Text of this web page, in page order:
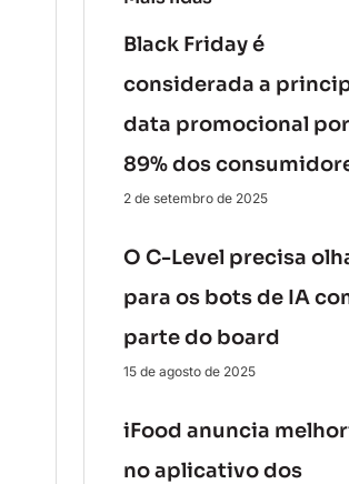
Black Friday é
considerada a
data promocional por
89% dos
2 de setembro de 2025
O C-Level precisa
para os bots de IA
parte do board
15 de agosto de 2025
iFood anuncia
no aplicativo dos